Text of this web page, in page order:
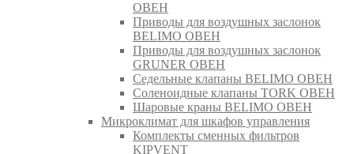
ОВЕН
Приводы для воздушных заслонок
BELIMO ОВЕН
Приводы для воздушных заслонок
GRUNER ОВЕН
Седельные клапаны BELIMO ОВЕН
Соленоидные клапаны TORK ОВЕН
Шаровые краны BELIMO ОВЕН
Микроклимат для шкафов управления
Комплекты сменных фильтров
KIPVENT